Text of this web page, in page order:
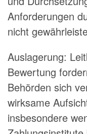
Anforderungen
nicht
Auslagerung:
Bewertung
Behörden sich
wirksame
insbesondere